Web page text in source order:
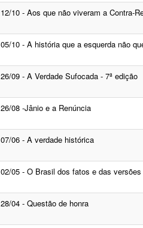
12/10 - Aos que não viveram a Contra-
05/10 - A história que a esquerda não
26/09 - A Verdade Sufocada - 7ª edição
26/08 -Jânio e a Renúncia
07/06 - A verdade histórica
02/05 - O Brasil dos fatos e das versões
28/04 - Questão de honra